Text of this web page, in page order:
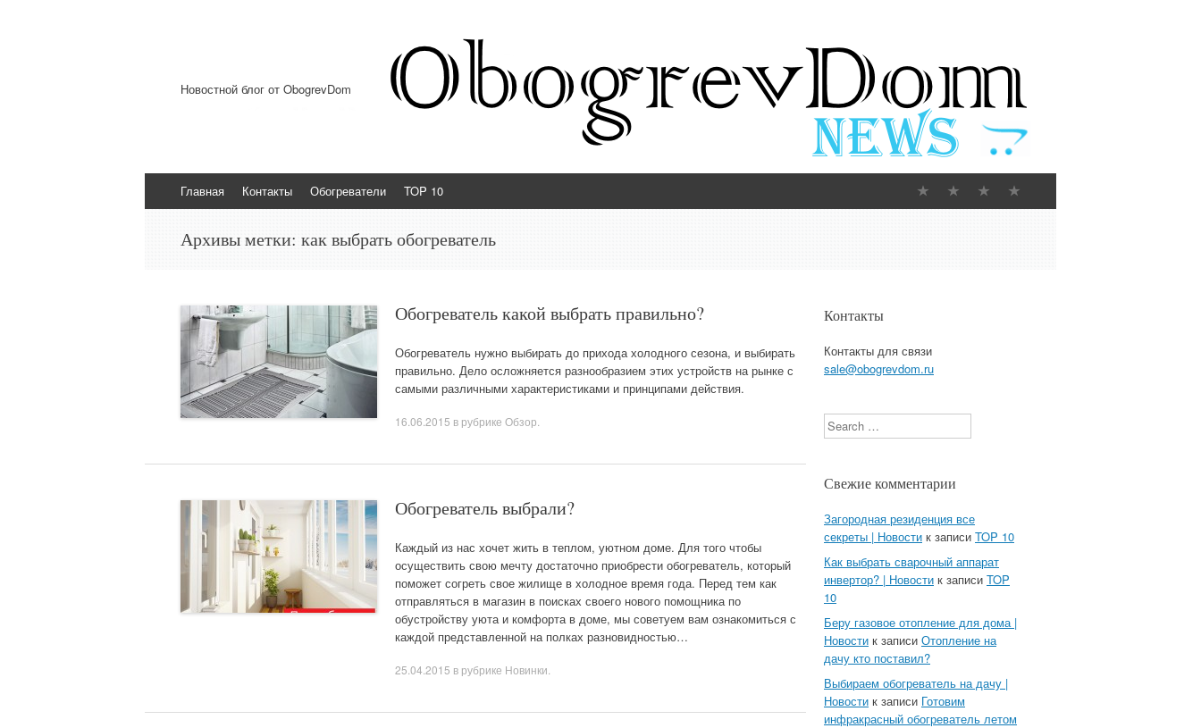
Новостной блог от ObogrevDom
Перейти к содержимому
Главная Контакты Обогреватели TOP 10
Архивы метки: как выбрать обогреватель
Обогреватель какой выбрать правильно?
Обогреватель нужно выбирать до прихода холодного сезона, и выбирать
правильно. Дело осложняется разнообразием этих устройств на рынке с
самыми различными характеристиками и принципами действия.
16.06.2015 в рубрике Обзор
Обогреватель выбрали?
Каждый из нас хочет жить в теплом, уютном доме. Для того чтобы
осуществить свою мечту достаточно приобрести обогреватель, который
поможет согреть свое жилище в холодное время года. Перед тем как
отправляться в магазин в поисках своего нового помощника по
обустройству уюта и комфорта в доме, мы советуем вам ознакомиться с
каждой представленной на полках разновидностью…
25.04.2015 в рубрике Новинки
Контакты
Контакты для связи
sale@obogrevdom.ru
Search
Свежие комментарии
Загородная резиденция все
секреты | Новости к записи TOP 10
Как выбрать сварочный аппарат
инвертор? | Новости к записи TOP
10
Беру газовое отопление для дома |
Новости к записи Отопление на
дачу кто поставил?
Выбираем обогреватель на дачу |
Новости к записи Готовим
инфракрасный обогреватель летом